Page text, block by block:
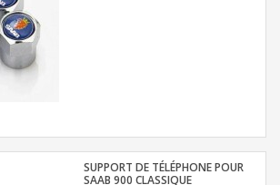
SUPPORT DE TÉLÉPHONE POUR
SAAB 900 CLASSIQUE